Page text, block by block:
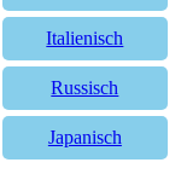
Italienisch
Russisch
Japanisch